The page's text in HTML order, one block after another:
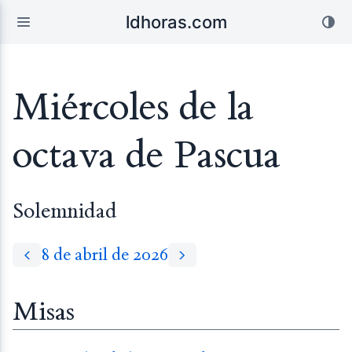
ldhoras.com
Miércoles de la
octava de Pascua
Solemnidad
8 de abril de 2026
Misas